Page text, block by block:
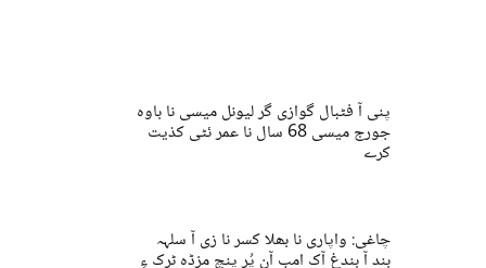
پنی آ فٹبال گوازی گر لیونل میسی نا باوہ
جورج میسی 68 سال نا عمر ئٹی کذیت
کرے
چاغی: واپاری نا بھلا کسر نا زی آ سلہہ
بند آ بندغ آک امب آن پُر پنچ مزڈہ ٹرک ءِ